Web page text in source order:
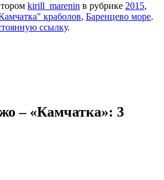
kirill_marenin в рубрике 2015,
краболов, Баренцево море.
ссылку.
– «Камчатка»: 3